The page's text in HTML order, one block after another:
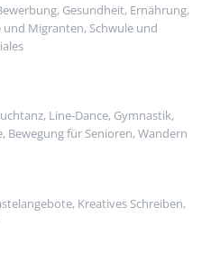
Gesundheit, Ernährung,
und Migranten, Schwule und
Line-Dance, Gymnastik,
Bewegung für Senioren, Wandern
Kreatives Schreiben,